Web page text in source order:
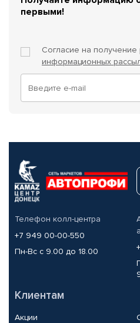
первыми!
Согласие на получение
информационных
Телефон колл-центра
+7 949 00-00-550
Пн-Вс с 9.00 до 18.00
Клиентам
Акции